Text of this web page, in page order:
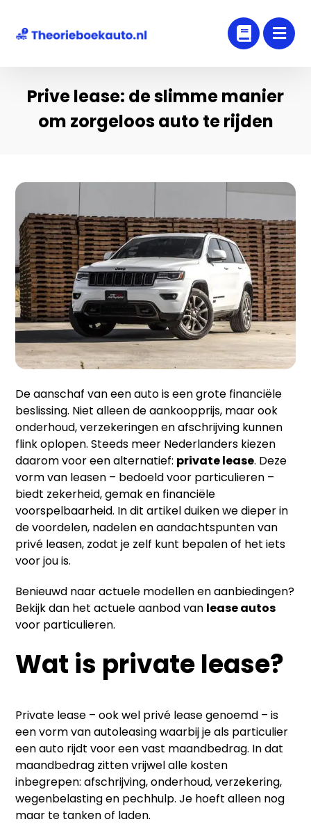
Prive lease: de slimme manier
om zorgeloos auto te rijden
De aanschaf van een auto is een grote financiële
beslissing. Niet alleen de aankoopprijs, maar ook
onderhoud, verzekeringen en afschrijving kunnen
flink oplopen. Steeds meer Nederlanders kiezen
daarom voor een alternatief: private lease. Deze
vorm van leasen – bedoeld voor particulieren –
biedt zekerheid, gemak en financiële
voorspelbaarheid. In dit artikel duiken we dieper in
de voordelen, nadelen en aandachtspunten van
privé leasen, zodat je zelf kunt bepalen of het iets
voor jou is.
Benieuwd naar actuele modellen en aanbiedingen?
Bekijk dan het actuele aanbod van lease autos
voor particulieren.
Wat is private lease?
Private lease – ook wel privé lease genoemd – is
een vorm van autoleasing waarbij je als particulier
een auto rijdt voor een vast maandbedrag. In dat
maandbedrag zitten vrijwel alle kosten
inbegrepen: afschrijving, onderhoud, verzekering,
wegenbelasting en pechhulp. Je hoeft alleen nog
maar te tanken of laden.